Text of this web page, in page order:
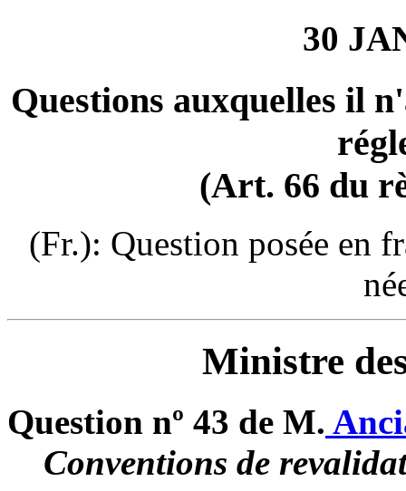
30
Questions auxquelles il
(Art. 66 du
(Fr.): Question posée en
Ministre
Question nº 43 de M.
Conventions de